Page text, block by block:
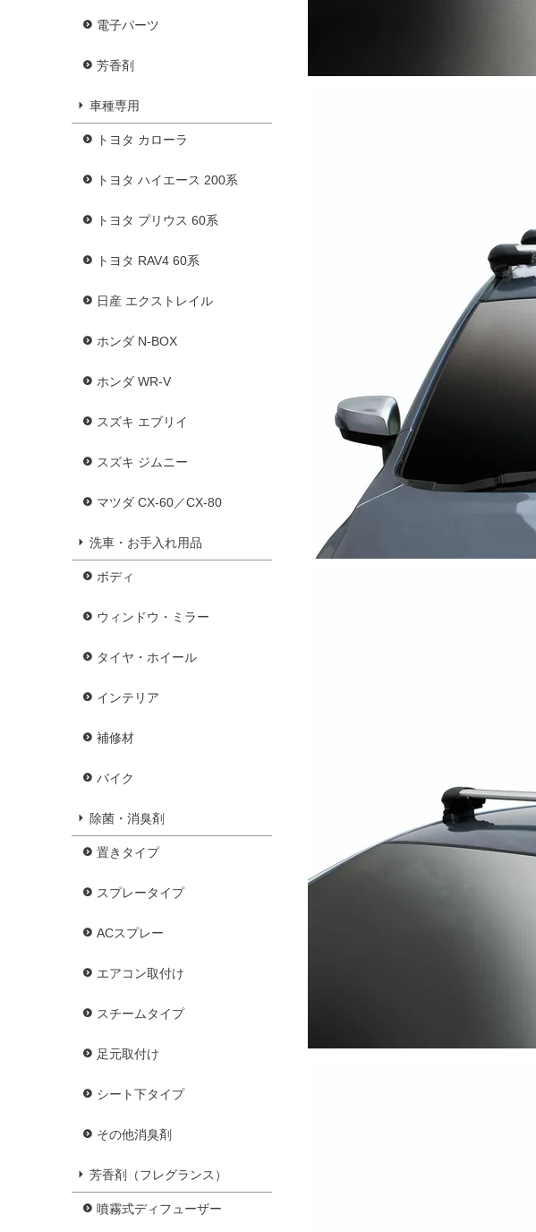
電子パーツ
芳香剤
車種専用
トヨタ カローラ
トヨタ ハイエース 200系
トヨタ プリウス 60系
トヨタ RAV4 60系
日産 エクストレイル
ホンダ N-BOX
ホンダ WR-V
スズキ エブリイ
スズキ ジムニー
マツダ CX-60／CX-80
洗車・お手入れ用品
ボディ
ウィンドウ・ミラー
タイヤ・ホイール
インテリア
補修材
バイク
除菌・消臭剤
置きタイプ
スプレータイプ
ACスプレー
エアコン取付け
スチームタイプ
足元取付け
シート下タイプ
その他消臭剤
芳香剤（フレグランス）
噴霧式ディフューザー